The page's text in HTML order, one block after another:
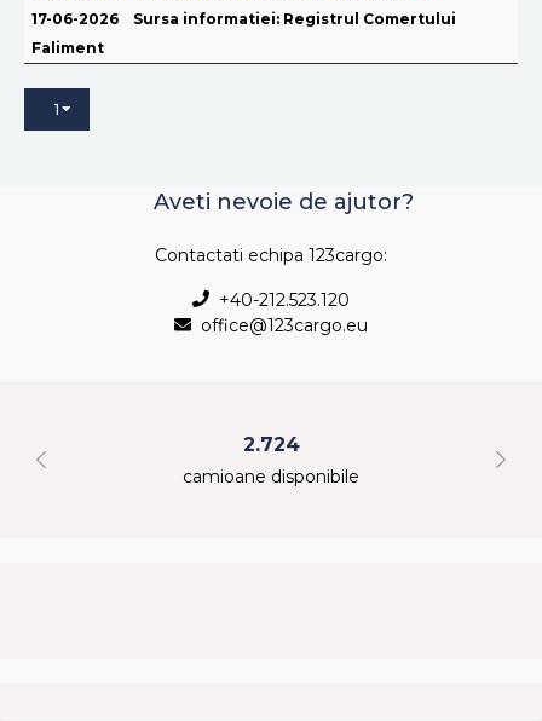
17-06-2026
Sursa informatiei: Registrul Comertului
Faliment
1
Aveti nevoie de ajutor?
Contactati echipa 123cargo:
+40-212.523.120
office@123cargo.eu
2.724
camioane disponibile